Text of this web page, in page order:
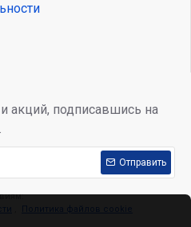
акций, подписавшись на
Отправить
Политика файлов cookie